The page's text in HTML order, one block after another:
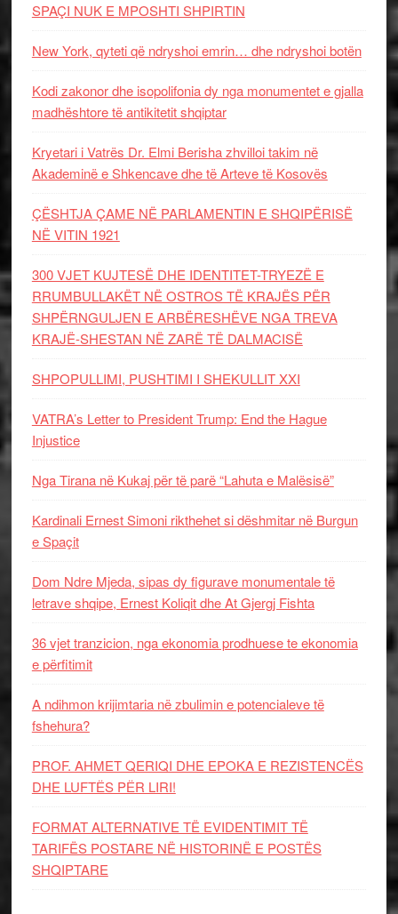
SPAÇI NUK E MPOSHTI SHPIRTIN
New York, qyteti që ndryshoi emrin… dhe ndryshoi botën
Kodi zakonor dhe isopolifonia dy nga monumentet e gjalla
madhështore të antikitetit shqiptar
Kryetari i Vatrës Dr. Elmi Berisha zhvilloi takim në
Akademinë e Shkencave dhe të Arteve të Kosovës
ÇËSHTJA ÇAME NË PARLAMENTIN E SHQIPËRISË
NË VITIN 1921
300 VJET KUJTESË DHE IDENTITET-TRYEZË E
RRUMBULLAKËT NË OSTROS TË KRAJËS PËR
SHPËRNGULJEN E ARBËRESHËVE NGA TREVA
KRAJË-SHESTAN NË ZARË TË DALMACISË
SHPOPULLIMI, PUSHTIMI I SHEKULLIT XXI
VATRA’s Letter to President Trump: End the Hague
Injustice
Nga Tirana në Kukaj për të parë “Lahuta e Malësisë”
Kardinali Ernest Simoni rikthehet si dëshmitar në Burgun
e Spaçit
Dom Ndre Mjeda, sipas dy figurave monumentale të
letrave shqipe, Ernest Koliqit dhe At Gjergj Fishta
36 vjet tranzicion, nga ekonomia prodhuese te ekonomia
e përfitimit
A ndihmon krijimtaria në zbulimin e potencialeve të
fshehura?
PROF. AHMET QERIQI DHE EPOKA E REZISTENCЁS
DHE LUFTЁS PЁR LIRI!
FORMAT ALTERNATIVE TË EVIDENTIMIT TË
TARIFËS POSTARE NË HISTORINË E POSTËS
SHQIPTARE